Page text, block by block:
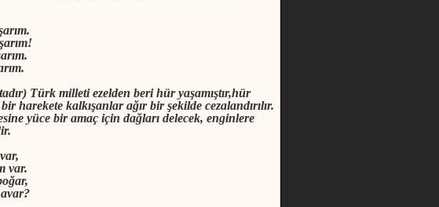
Türk milleti ezelden beri hür yaşamıştır,hür
harekete kalkışanlar ağır bir şekilde cezalandırılır.
yüce bir amaç için dağları delecek, enginlere
var.